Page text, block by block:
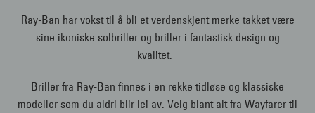
Ray-Ban har vokst til å bli et verdenskjent merke takket være
sine ikoniske solbriller og briller i fantastisk design og
kvalitet.
Briller fra Ray-Ban finnes i en rekke tidløse og klassiske
modeller som du aldri blir lei av. Velg blant alt fra Wayfarer til